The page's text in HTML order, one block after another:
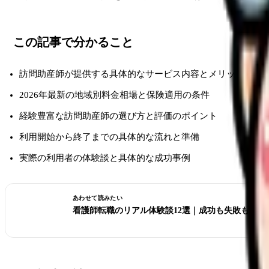
この記事で分かること
訪問助産師が提供する具体的なサービス内容とメリット
2026年最新の地域別料金相場と保険適用の条件
経験豊富な訪問助産師の選び方と評価のポイント
利用開始から終了までの具体的な流れと準備
実際の利用者の体験談と具体的な成功事例
あわせて読みたい
看護師転職のリアル体験談12選｜成功も失敗も全部